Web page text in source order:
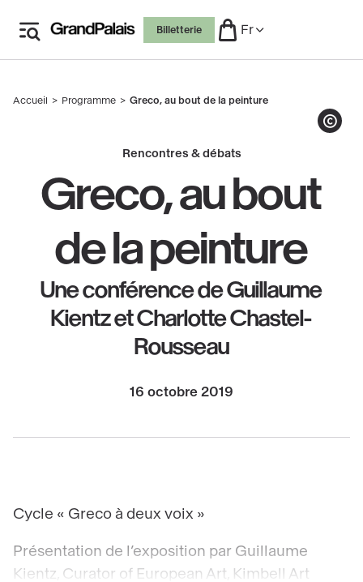
contenu
Billetterie Fr
Fil
Accueil Programme Greco, au bout de la peinture
Afficher le
Greco, au bout
de la peinture
Rencontres & débats
Une conférence de Guillaume
Kientz et Charlotte Chastel-
Rousseau
16 octobre 2019
Cycle « Greco à deux voix »
Présentation de l’exposition par Guillaume
Kientz, Curator of European Art, Kimbell Art